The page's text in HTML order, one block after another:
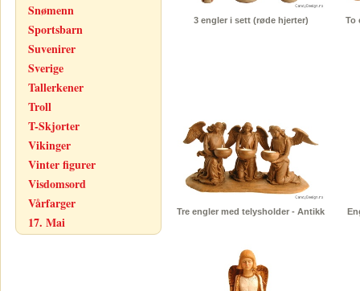
Snømenn
Sportsbarn
Suvenirer
Sverige
Tallerkener
Troll
T-Skjorter
Vikinger
Vinter figurer
Visdomsord
Vårfarger
17. Mai
3 engler i sett (røde hjerter) To
Tre engler med telysholder - Antikk